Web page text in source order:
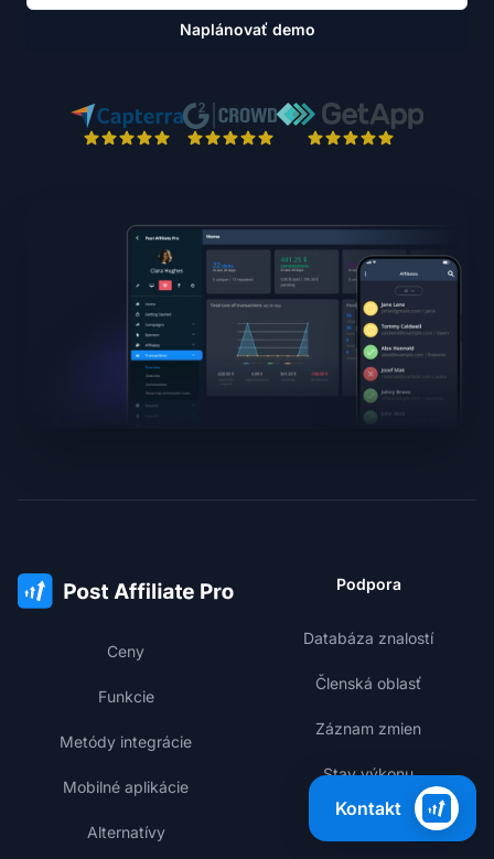
Naplánovať demo
Ceny
Funkcie
Metódy integrácie
Mobilné aplikácie
Alternatívy
Podpora
Databáza znalostí
Členská oblasť
Záznam zmien
Stav výkonu
Kontakt